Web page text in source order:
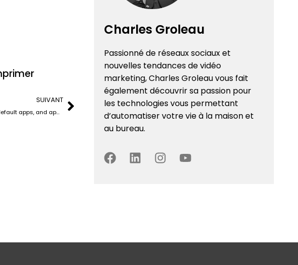
SUIVANT
Upcoming changes to the browser choice screen, default apps, and app deletion for EU users – Latest News
Charles Groleau
Passionné de réseaux sociaux et
nouvelles tendances de vidéo
marketing, Charles Groleau vous fait
également découvrir sa passion pour
les technologies vous permettant
d’automatiser votre vie à la maison et
au bureau.